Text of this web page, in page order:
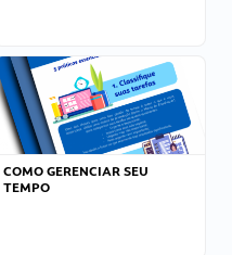
COMO GERENCIAR SEU
TEMPO